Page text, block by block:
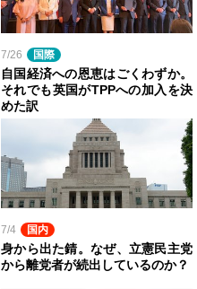
7/26 国際
自国経済への恩恵はごくわずか。
それでも英国がTPPへの加入を決
めた訳
7/4 国内
身から出た錆。なぜ、立憲民主党
から離党者が続出しているのか？